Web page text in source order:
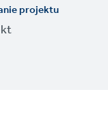
projektu